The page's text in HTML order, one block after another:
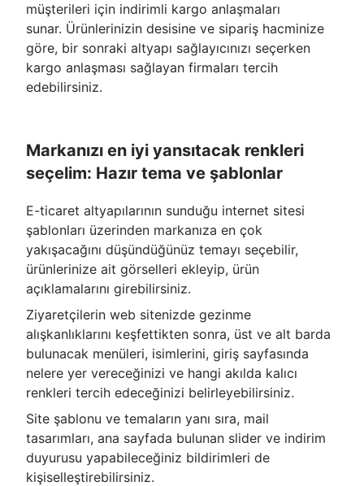
müşterileri için indirimli kargo anlaşmaları
sunar. Ürünlerinizin desisine ve sipariş hacminize
göre, bir sonraki altyapı sağlayıcınızı seçerken
kargo anlaşması sağlayan firmaları tercih
edebilirsiniz.
Markanızı en iyi yansıtacak renkleri
seçelim: Hazır tema ve şablonlar
E-ticaret altyapılarının sunduğu internet sitesi
şablonları üzerinden markanıza en çok
yakışacağını düşündüğünüz temayı seçebilir,
ürünlerinize ait görselleri ekleyip, ürün
açıklamalarını girebilirsiniz.
Ziyaretçilerin web sitenizde gezinme
alışkanlıklarını keşfettikten sonra, üst ve alt barda
bulunacak menüleri, isimlerini, giriş sayfasında
nelere yer vereceğinizi ve hangi akılda kalıcı
renkleri tercih edeceğinizi belirleyebilirsiniz.
Site şablonu ve temaların yanı sıra, mail
tasarımları, ana sayfada bulunan slider ve indirim
duyurusu yapabileceğiniz bildirimleri de
kişiselleştirebilirsiniz.